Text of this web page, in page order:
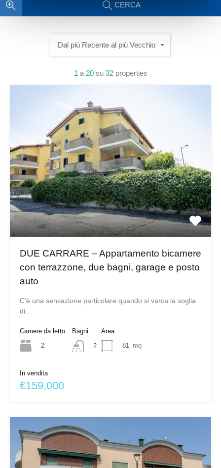
CERCA
1 a 20 su 32 properties
Dal più Recente al più Vecchio
DUE CARRARE – Appartamento bicamere
con terrazzone, due bagni, garage e posto
auto
C’è una sensazione particolare quando si varca la soglia
di…
Camere da letto
2
Bagni
2
Area
81 mq
In vendita
€159,000